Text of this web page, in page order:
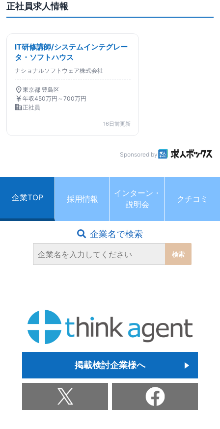
正社員求人情報
IT研修講師/システムインテグレー
タ・ソフトハウス
ナショナルソフトウェア株式会社
location_on東京都 豊島区
currency_yen年収450万円～700万円
business正社員
16日前更新
Sponsored by
企業TOP 採用情報
インターン・
説明会
クチコミ
企業名で検索
掲載検討企業様へ